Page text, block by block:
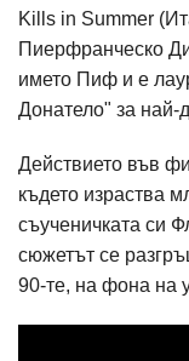
Kills in Summer
Пиерфранческо
името Пиф и е
Донатело" за най-
Действието във
където израства
съученичката си
сюжетът се
90-те, на фона на